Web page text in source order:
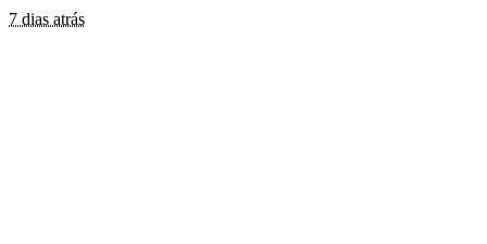
7 dias atrás